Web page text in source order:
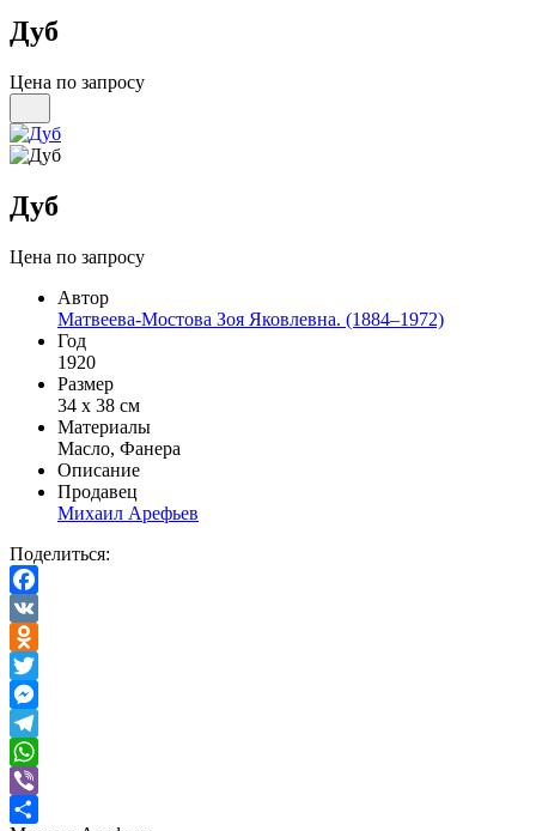
Дуб
Цена по запросу
Дуб
Цена по запросу
Автор
Матвеева-Мостова Зоя Яковлевна. (1884–1972)
Год
1920
Размер
34 х 38 см
Материалы
Масло, Фанера
Описание
Продавец
Михаил Арефьев
Поделиться:
Facebook
VK
Odnoklassniki
Twitter
Messenger
Telegram
WhatsApp
Viber